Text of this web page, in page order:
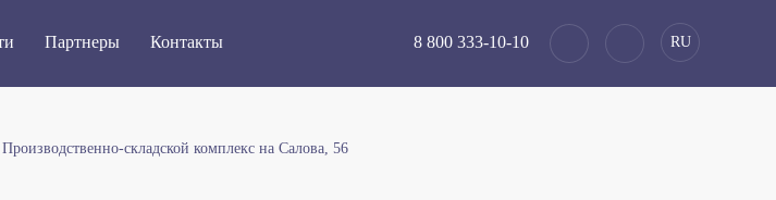
Партнеры Контакты 8 800 333-10-10 RU
Производственно-складской комплекс на Салова, 56